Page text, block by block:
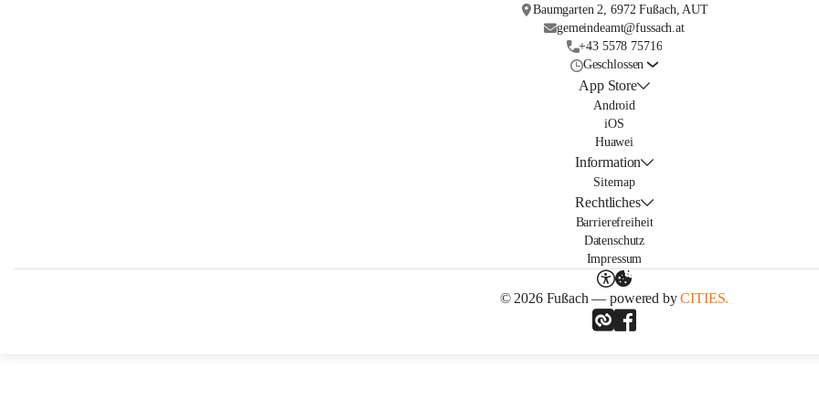
Baumgarten 2, 6972 Fußach, AUT
gemeindeamt@fussach.at
+43 5578 75716
Geschlossen
App Store
Android
iOS
Huawei
Information
Sitemap
Rechtliches
Barrierefreiheit
Datenschutz
Impressum
© 2026 Fußach — powered byCITIES.